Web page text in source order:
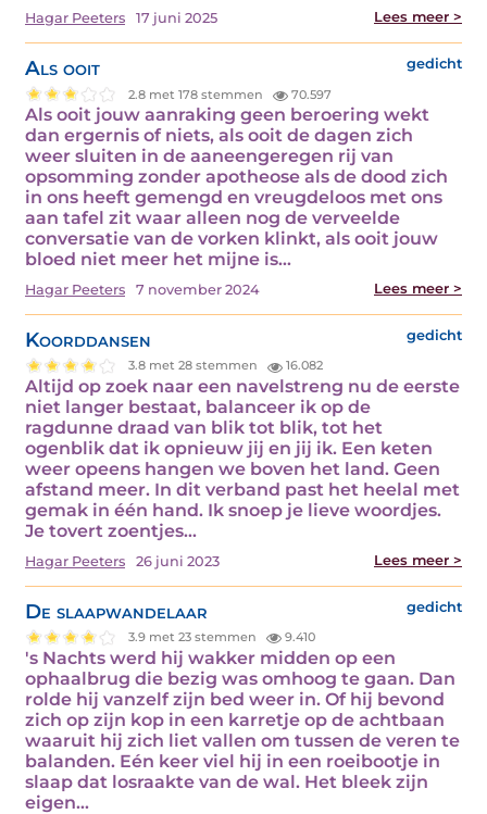
Hagar Peeters 17 juni 2025 Lees meer >
Als ooit gedicht
2.8 met 178 stemmen 70.597
Als ooit jouw aanraking geen beroering wekt
dan ergernis of niets, als ooit de dagen zich
weer sluiten in de aaneengeregen rij van
opsomming zonder apotheose als de dood zich
in ons heeft gemengd en vreugdeloos met ons
aan tafel zit waar alleen nog de verveelde
conversatie van de vorken klinkt, als ooit jouw
bloed niet meer het mijne is…
Hagar Peeters 7 november 2024 Lees meer >
Koorddansen gedicht
3.8 met 28 stemmen 16.082
Altijd op zoek naar een navelstreng nu de eerste
niet langer bestaat, balanceer ik op de
ragdunne draad van blik tot blik, tot het
ogenblik dat ik opnieuw jij en jij ik. Een keten
weer opeens hangen we boven het land. Geen
afstand meer. In dit verband past het heelal met
gemak in één hand. Ik snoep je lieve woordjes.
Je tovert zoentjes…
Hagar Peeters 26 juni 2023 Lees meer >
De slaapwandelaar gedicht
3.9 met 23 stemmen 9.410
's Nachts werd hij wakker midden op een
ophaalbrug die bezig was omhoog te gaan. Dan
rolde hij vanzelf zijn bed weer in. Of hij bevond
zich op zijn kop in een karretje op de achtbaan
waaruit hij zich liet vallen om tussen de veren te
balanden. Eén keer viel hij in een roeibootje in
slaap dat losraakte van de wal. Het bleek zijn
eigen…